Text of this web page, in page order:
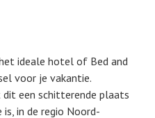
ideale hotel of Bed and
voor je vakantie.
een schitterende plaats
in de regio Noord-